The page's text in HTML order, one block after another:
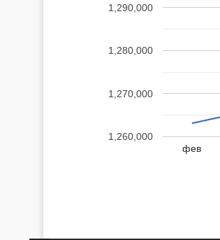
фев
1,260,000
1,270,000
1,280,000
1,290,000